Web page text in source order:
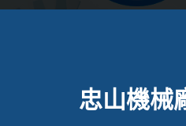
忠山機械